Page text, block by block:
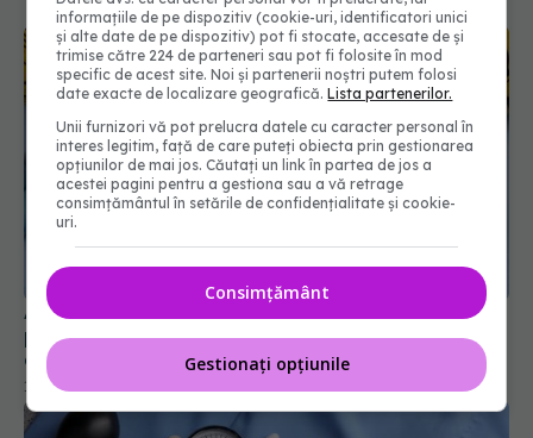
Avertisment pentru cei care folosesc noile pastile
pentru slăbit. Greșeala făcută de mulți la micul
dejun
14 iul 2026, 18:23
informațiile de pe dispozitiv (cookie-uri, identificatori unici
și alte date de pe dispozitiv) pot fi stocate, accesate de și
trimise către 224 de parteneri sau pot fi folosite în mod
specific de acest site. Noi și partenerii noștri putem folosi
date exacte de localizare geografică.Lista partenerilor.
Unii furnizori vă pot prelucra datele cu caracter personal în
interes legitim, față de care puteți obiecta prin gestionarea
opțiunilor de mai jos. Căutați un link în partea de jos a
acestei pagini pentru a gestiona sau a vă retrage
consimțământul în setările de confidențialitate și cookie-
uri.
Consimțământ
Gestionați opțiunile